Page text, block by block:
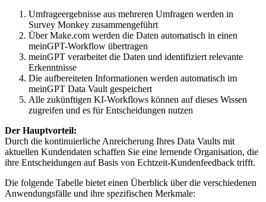
Umfrageergebnisse aus mehreren Umfragen werden in
Survey Monkey zusammengeführt
Über Make.com werden die Daten automatisch in einen
meinGPT-Workflow übertragen
meinGPT verarbeitet die Daten und identifiziert relevante
Erkenntnisse
Die aufbereiteten Informationen werden automatisch im
meinGPT Data Vault gespeichert
Alle zukünftigen KI-Workflows können auf dieses Wissen
zugreifen und es für Entscheidungen nutzen
Der Hauptvorteil:
Durch die kontinuierliche Anreicherung Ihres Data Vaults mit
aktuellen Kundendaten schaffen Sie eine lernende Organisation, die
ihre Entscheidungen auf Basis von Echtzeit-Kundenfeedback trifft.
Die folgende Tabelle bietet einen Überblick über die verschiedenen
Anwendungsfälle und ihre spezifischen Merkmale: